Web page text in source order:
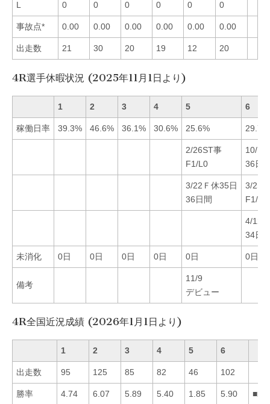
L 0 0 0 0 0 0
事故点* 0.00 0.00 0.00 0.00 0.00 0.00
出走数 21 30 20 19 12 20
4R選手休暇状況 (2025年11月1日より)
1 2 3 4 5 6
稼働日率 39.3% 46.6% 36.1% 30.6% 25.6% 29.7%
2/26ST事
F1/L0
10/17
36日
3/22Ｆ休35日
36日間
3/2ST
F1/L0
4/12
34日
未消化 0日 0日 0日 0日 0日 0日
備考
11/9
デビュー
4R全国近況成績 (2026年1月1日より)
1 2 3 4 5 6
出走数 95 125 85 82 46 102
勝率 4.74 6.07 5.89 5.40 1.85 5.90